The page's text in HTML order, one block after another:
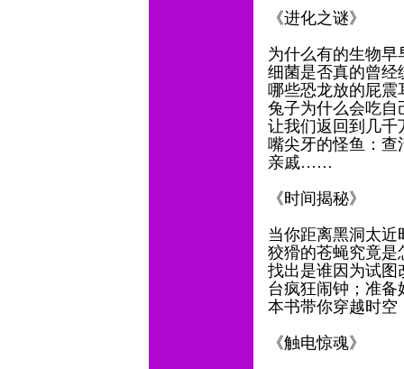
《进化之谜》
为什么有的生物
细菌是否真的曾
哪些恐龙放的屁震
兔子为什么会吃自
让我们返回到几千
嘴尖牙的怪鱼：查
亲戚……
《时间揭秘》
当你距离黑洞太
狡猾的苍蝇究竟
找出是谁因为试图
台疯狂闹钟；准
本书带你穿越时
《触电惊魂》